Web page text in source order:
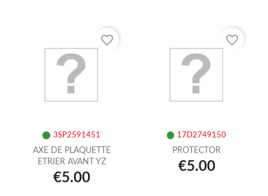
3SP2591451
AXE DE PLAQUETTE
ETRIER AVANT YZ
€5.00
favorite_border
17D2749150
PROTECTOR
€5.00
favorite_border